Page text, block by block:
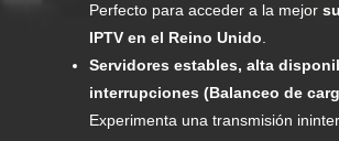
Perfecto para acceder a la mejor
IPTV en el Reino Unido.
Servidores estables, alta
interrupciones (Balanceo de
Experimenta una transmisión